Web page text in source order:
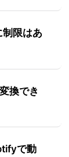
制限はあ
換でき
で動